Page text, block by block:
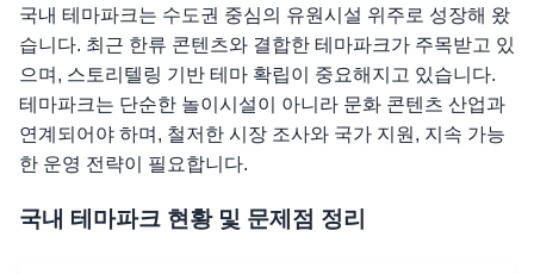
국내 테마파크는 수도권 중심의 유원시설 위주로 성장해 왔
습니다. 최근 한류 콘텐츠와 결합한 테마파크가 주목받고 있
으며, 스토리텔링 기반 테마 확립이 중요해지고 있습니다.
테마파크는 단순한 놀이시설이 아니라 문화 콘텐츠 산업과
연계되어야 하며, 철저한 시장 조사와 국가 지원, 지속 가능
한 운영 전략이 필요합니다.
국내 테마파크 현황 및 문제점 정리